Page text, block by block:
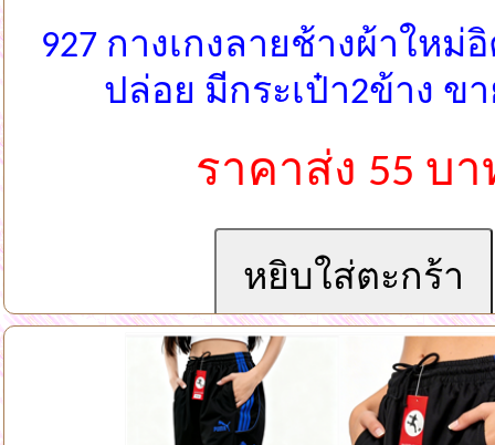
927 กางเกงลายช้างผ้าใหม่
ปล่อย มีกระเป๋า2ข้าง ข
ราคาส่ง 55 บา